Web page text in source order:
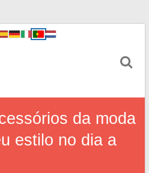
da moda
estilo no dia a